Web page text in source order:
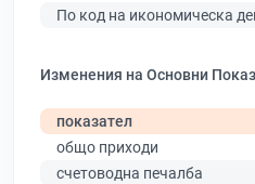
По код на икономическа
Изменения на Основни
показател
общо приходи
счетоводна печалба